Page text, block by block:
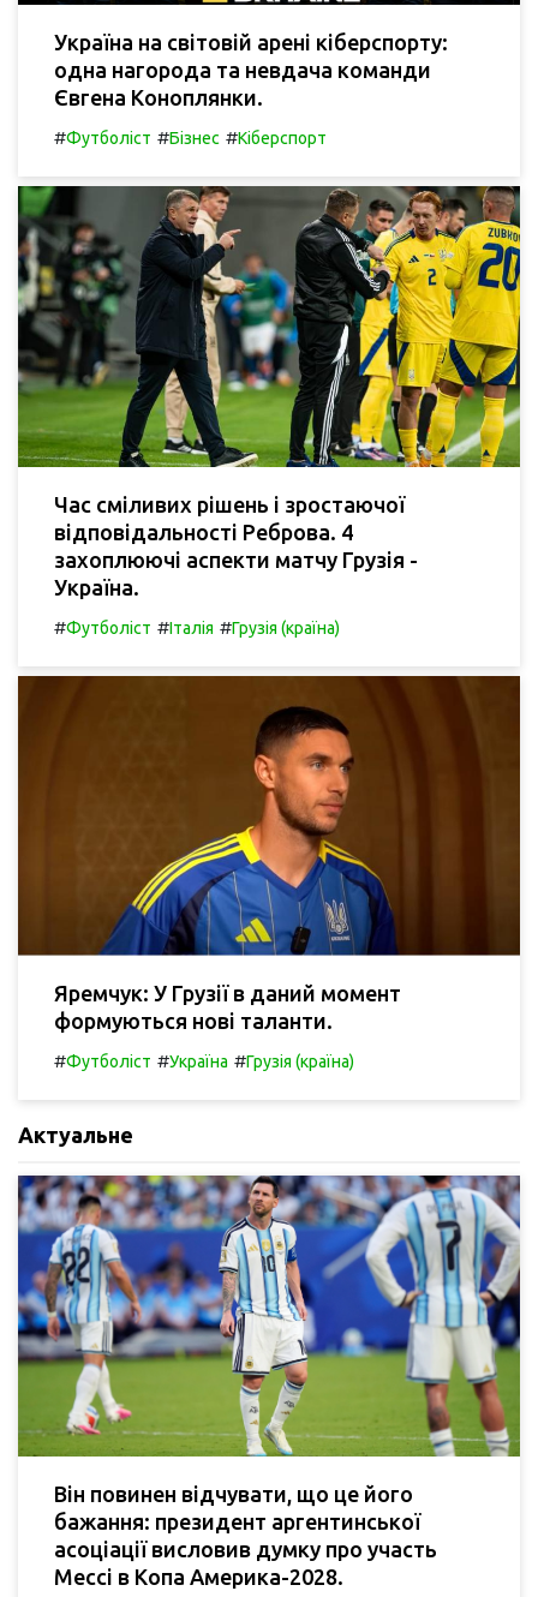
Україна на світовій арені кіберспорту:
одна нагорода та невдача команди
Євгена Коноплянки.
#Футболіст #Бізнес #Кіберспорт
Час сміливих рішень і зростаючої
відповідальності Реброва. 4
захоплюючі аспекти матчу Грузія -
Україна.
#Футболіст #Італія #Грузія (країна)
Яремчук: У Грузії в даний момент
формуються нові таланти.
#Футболіст #Україна #Грузія (країна)
Актуальне
Він повинен відчувати, що це його
бажання: президент аргентинської
асоціації висловив думку про участь
Мессі в Копа Америка-2028.